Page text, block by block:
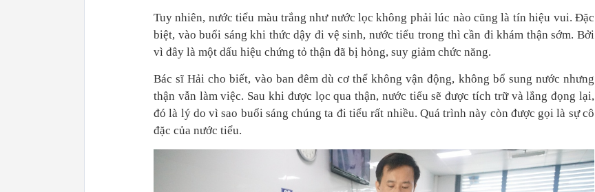
Tuy nhiên, nước tiểu màu trắng như nước lọc không phải lúc nào cũng là tín hiệu vui. Đặc
biệt, vào buổi sáng khi thức dậy đi vệ sinh, nước tiểu trong thì cần đi khám thận sớm. Bởi
vì đây là một dấu hiệu chứng tỏ thận đã bị hỏng, suy giảm chức năng.
Bác sĩ Hải cho biết, vào ban đêm dù cơ thể không vận động, không bổ sung nước nhưng
thận vẫn làm việc. Sau khi được lọc qua thận, nước tiểu sẽ được tích trữ và lắng đọng lại,
đó là lý do vì sao buổi sáng chúng ta đi tiểu rất nhiều. Quá trình này còn được gọi là sự cô
đặc của nước tiểu.